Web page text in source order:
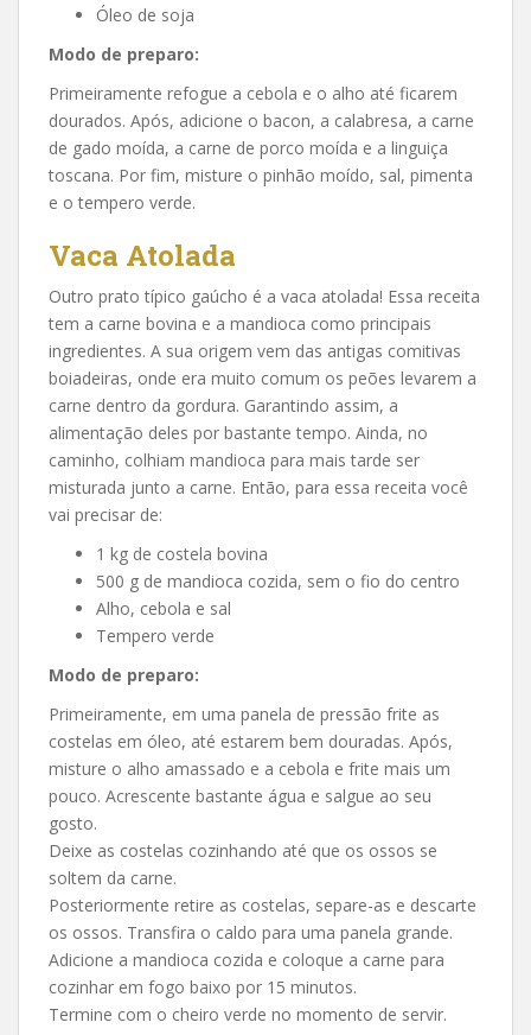
Óleo de soja
Modo de preparo:
Primeiramente refogue a cebola e o alho até ficarem
dourados. Após, adicione o bacon, a calabresa, a carne
de gado moída, a carne de porco moída e a linguiça
toscana. Por fim, misture o pinhão moído, sal, pimenta
e o tempero verde.
Vaca Atolada
Outro prato típico gaúcho é a vaca atolada! Essa receita
tem a carne bovina e a mandioca como principais
ingredientes. A sua origem vem das antigas comitivas
boiadeiras, onde era muito comum os peões levarem a
carne dentro da gordura. Garantindo assim, a
alimentação deles por bastante tempo. Ainda, no
caminho, colhiam mandioca para mais tarde ser
misturada junto a carne. Então, para essa receita você
vai precisar de:
1 kg de costela bovina
500 g de mandioca cozida, sem o fio do centro
Alho, cebola e sal
Tempero verde
Modo de preparo:
Primeiramente, em uma panela de pressão frite as
costelas em óleo, até estarem bem douradas. Após,
misture o alho amassado e a cebola e frite mais um
pouco. Acrescente bastante água e salgue ao seu
gosto.
Deixe as costelas cozinhando até que os ossos se
soltem da carne.
Posteriormente retire as costelas, separe-as e descarte
os ossos. Transfira o caldo para uma panela grande.
Adicione a mandioca cozida e coloque a carne para
cozinhar em fogo baixo por 15 minutos.
Termine com o cheiro verde no momento de servir.